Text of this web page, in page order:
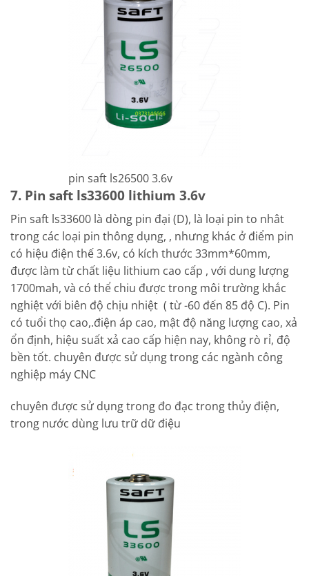
pin saft ls26500 3.6v
7. Pin saft ls33600 lithium 3.6v
Pin saft ls33600 là dòng pin đại (D), là loại pin to nhât
trong các loại pin thông dụng, , nhưng khác ở điểm pin
có hiệu điện thế 3.6v, có kích thước 33mm*60mm,
được làm từ chất liệu lithium cao cấp , với dung lượng
1700mah, và có thể chiu được trong môi trường khắc
nghiệt với biên độ chịu nhiệt ( từ -60 đến 85 độ C). Pin
có tuổi thọ cao,.điện áp cao, mật độ năng lượng cao, xả
ổn định, hiệu suất xả cao cấp hiện nay, không rò rỉ, độ
bền tốt. chuyên được sử dụng trong các ngành công
nghiệp máy CNC
chuyên được sử dụng trong đo đạc trong thủy điện,
trong nước dùng lưu trữ dữ điệu